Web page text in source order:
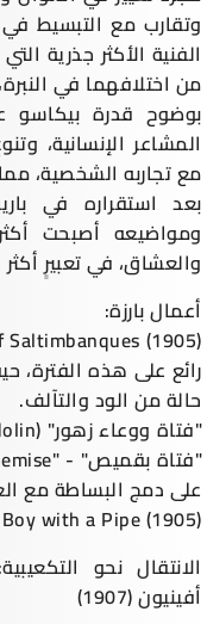
وتقارب مع التبسيط في
الفنية الأكثر جذرية
من اختلافهما في
بوضوح قدرة بيكاسو
المشاعر الإنسانية،
مع تجاربه الشخصية،
بعد استقراره في
ومواضيعه أصبحت
والعشاق، في تعبيرٍ
أعمال بارزة:
رائع على هذه
حالة من الود والتآلف.
على دمج البساطة مع
Boy with a Pipe (1905)
الانتقال نحو
أفينيون (1907)